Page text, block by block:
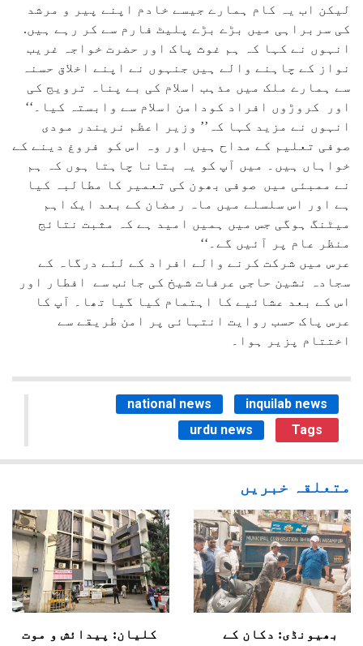
لیکن اب یہ کام ہمارے جیسے خادم اپنے پیر و مرشد
کی سربراہی میں بڑے بڑے پلیٹ فارم سے کر رہے ہیں.
انہوں نے کہا کہ ہم غوث پاک اور حضرت خواجہ غریب
نواز کے چاہنے والے ہیں جنہوں نے اپنے اخلاق حسنہ
سے ہمارے ملک میں مذہب اسلام کی بے پناہ ترویج کی
اور کروڑوں افراد کودامن اسلام سے وابستہ کیا۔‘‘
انہوں نے مزید کہا کہ’’ وزیر اعظم نریندر مودی
صوفی تعلیم کے مداح ہیں اور وہ اس کو فروغ دینے کے
خواہاں ہیں۔ میں آپ کو یہ بتانا چاہتا ہوں کہ ہم
نے ممبئی میں صوفی بھون کی تعمیر کا مطالبہ کیا
ہے اور اس سلسلے میں ماہ رمضان کے بعد ایک اہم
میٹنگ ہوگی جس میں ہمیں امید ہے کہ مثبت نتائج
منظر عام پر آئیں گے۔‘‘
عرس میں شرکت کرنے والے افراد کے لئے درگاہ کے
سجادہ نشین حاجی عرفات شیخ کی جانب سے افطار اور
اس کے بعد عشائیے کا اہتمام کیا گیا تھا۔ آپ کا
عرس پاک حسب روایت انتہائی پر امن طریقے سے
اختتام پزیر ہوا۔
national news
inquilab news
urdu news
Tags
متعلقہ خبریں
بھیونڈی: دکان کے
کلیان: پیدائش و موت